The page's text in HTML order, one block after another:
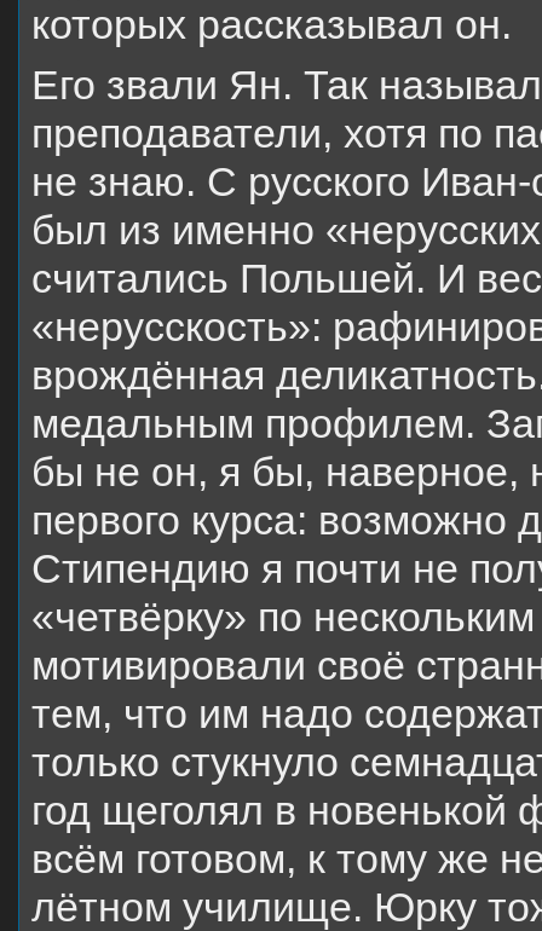
которых рассказывал он.
Его звали Ян. Так
преподаватели, хотя по
не знаю. С русского
был из именно
считались Польшей. И
«нерусскость»:
врождённая
медальным профилем.
бы не он, я бы, наверное,
первого курса: возможно
Стипендию я почти не
«четвёрку» по
мотивировали своё
тем, что им надо
только стукнуло
год щеголял в новенькой
всём готовом, к тому же
лётном училище. Юрку